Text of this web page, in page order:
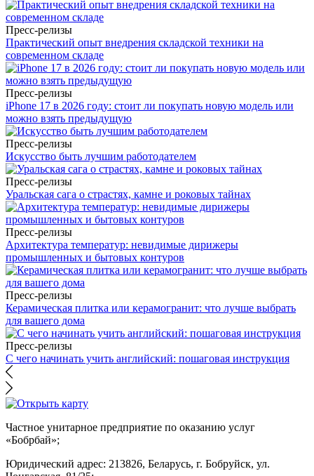
Пресс-релизы
Практический опыт внедрения складской техники на
современном складе
Пресс-релизы
iPhone 17 в 2026 году: стоит ли покупать новую модель или
можно взять предыдущую
Пресс-релизы
Искусство быть лучшим работодателем
Пресс-релизы
Уральская сага о страстях, камне и роковых тайнах
Пресс-релизы
Архитектура температур: невидимые дирижеры
промышленных и бытовых контуров
Пресс-релизы
Керамическая плитка или керамогранит: что лучше выбрать
для вашего дома
Пресс-релизы
С чего начинать учить английский: пошаговая инструкция
Частное унитарное предприятие по оказанию услуг
«Бобрбай»;
Юридический адрес: 213826, Беларусь, г. Бобруйск, ул.